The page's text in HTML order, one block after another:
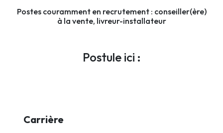
Postes couramment en recrutement : conseiller(ère)
à la vente, livreur-installateur
Postule ici :
Carrière